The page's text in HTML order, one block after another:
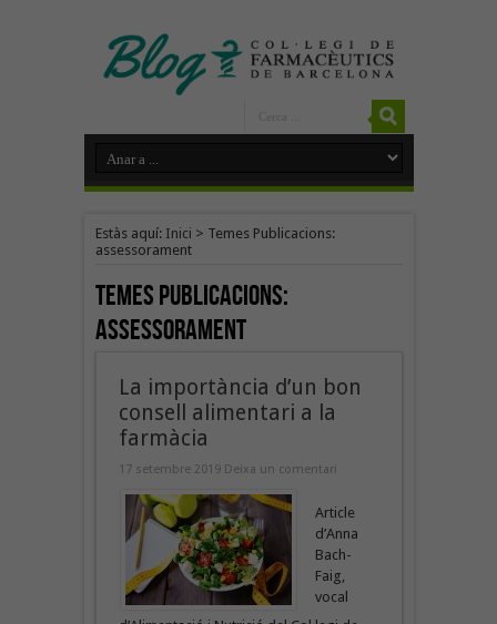
Estàs aquí: Inici > Temes Publicacions:
assessorament
Temes Publicacions:
assessorament
La importància d’un bon
consell alimentari a la
farmàcia
17 setembre 2019 Deixa un comentari
Article
d’Anna
Bach-
Faig,
vocal